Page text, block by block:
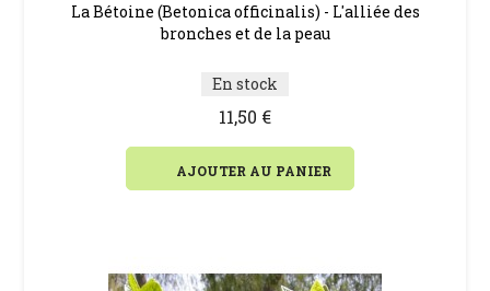
La Bétoine (Betonica officinalis) - L'alliée des
bronches et de la peau
En stock
11,50 €
AJOUTER AU PANIER